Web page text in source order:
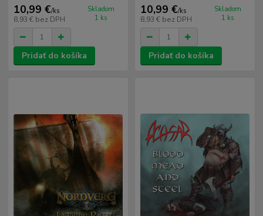
10,99 €/ks
8,93 € bez DPH
Skladom
1 ks
Pridať do košíka
10,99 €/ks
8,93 € bez DPH
Skladom
1 ks
Pridať do košíka